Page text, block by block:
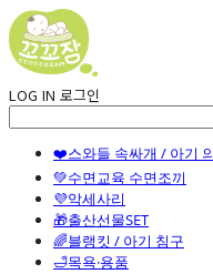
LOG IN 로그인
❤️스와들 속싸개 / 아기
💚수면교육 수면조끼
💜악세사리
🎁출산선물SET
🌈블랭킷 / 아기 침구
🛁목욕·용품